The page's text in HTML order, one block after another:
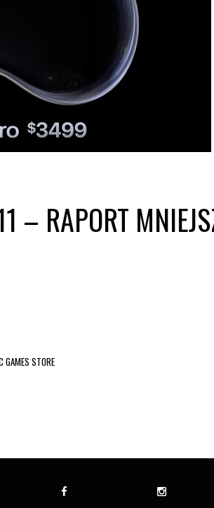
– RAPORT
GAMES STORE